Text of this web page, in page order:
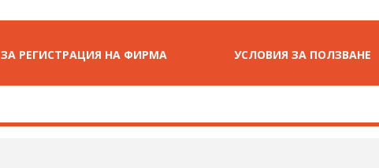
ЗА РЕГИСТРАЦИЯ НА ФИРМА УСЛОВИЯ ЗА ПОЛЗВАНЕ